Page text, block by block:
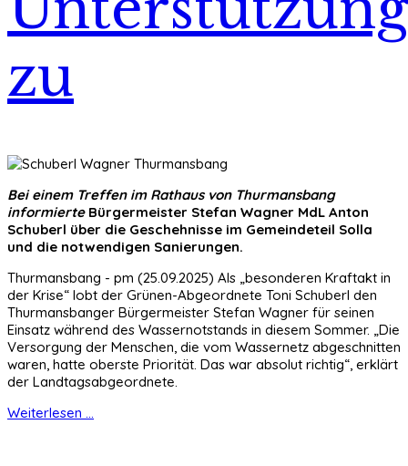
zu
Bei einem Treffen im Rathaus von Thurmansbang
informierteBürgermeister Stefan Wagner MdL Anton
Schuberl über die Geschehnisse im Gemeindeteil Solla
und die notwendigen Sanierungen.
Thurmansbang - pm (25.09.2025) Als „besonderen Kraftakt in
der Krise“ lobt der Grünen-Abgeordnete Toni Schuberl den
Thurmansbanger Bürgermeister Stefan Wagner für seinen
Einsatz während des Wassernotstands in diesem Sommer. „Die
Versorgung der Menschen, die vom Wassernetz abgeschnitten
waren, hatte oberste Priorität. Das war absolut richtig“, erklärt
der Landtagsabgeordnete.
Weiterlesen ...